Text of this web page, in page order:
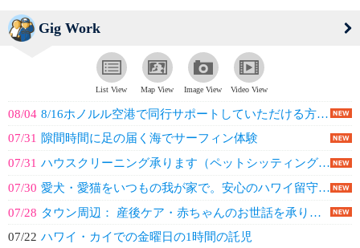
Gig Work
List View Map View Image View Video View
08/04 8/16ホノルル空港で同行サポートしていただける方を探しています
07/31 隙間時間に足の届く海でサーフィン体験
07/31 ハウスクリーニング承ります（ペットシッティング相談可）
07/30 愛犬・愛猫をいつもの我が家で。安心のハワイ留守宅サポート
07/28 タウン周辺： 産後ケア・赤ちゃんのお世話を承ります
07/22 ハワイ・カイでの金曜日の1時間の託児